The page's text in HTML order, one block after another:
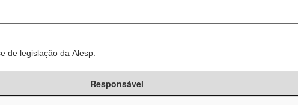
de legislação da Alesp.
Responsável